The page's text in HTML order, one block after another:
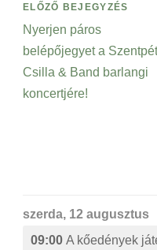
ELŐZŐ BEJEGYZÉS
Nyerjen páros
belépőjegyet a
Csilla & Band barlangi
koncertjére!
szerda, 12 augusztus
09:00 A kőedények